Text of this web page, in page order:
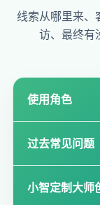
线索从哪里来、
访、最终有
使用角色
过去常见问题
小智定制大师